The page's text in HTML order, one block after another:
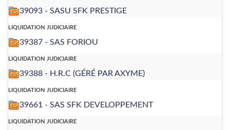
39093 - SASU SFK PRESTIGE
liquidation judiciaire
39387 - SAS FORIOU
liquidation judiciaire
39388 - H.R.C (GÉRÉ PAR AXYME)
liquidation judiciaire
39661 - SAS SFK DEVELOPPEMENT
liquidation judiciaire